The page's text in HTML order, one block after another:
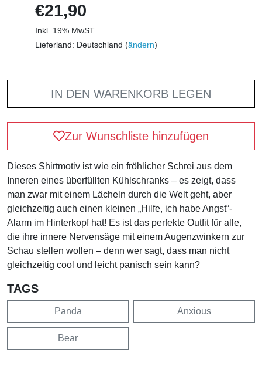
€21,90
Inkl. 19% MwST
Lieferland: Deutschland (ändern)
IN DEN WARENKORB LEGEN
Zur Wunschliste hinzufügen
Dieses Shirtmotiv ist wie ein fröhlicher Schrei aus dem
Inneren eines überfüllten Kühlschranks – es zeigt, dass
man zwar mit einem Lächeln durch die Welt geht, aber
gleichzeitig auch einen kleinen „Hilfe, ich habe Angst“-
Alarm im Hinterkopf hat! Es ist das perfekte Outfit für alle,
die ihre innere Nervensäge mit einem Augenzwinkern zur
Schau stellen wollen – denn wer sagt, dass man nicht
gleichzeitig cool und leicht panisch sein kann?
TAGS
Panda Anxious
Bear